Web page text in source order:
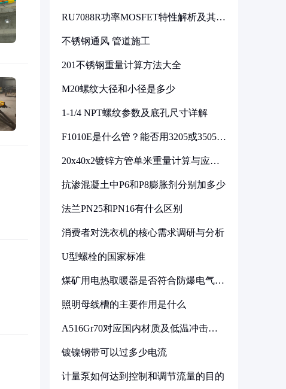
RU7088R功率MOSFET特性解析及其在
不锈钢通风 管道施工
201不锈钢重量计算方法大全
M20螺纹大径和小径是多少
1-1/4 NPT螺纹参数及底孔尺寸详解
F1010E是什么管？能否用3205或3505代
20x40x2镀锌方管单米重量计算与应用
抗渗混凝土中P6和P8膨胀剂分别加多少
法兰PN25和PN16有什么区别
消费者对洗衣机的核心需求调研与分析
U型螺栓的国家标准
煤矿用电热取暖器是否符合防爆电气设
照明母线槽的主要作用是什么
A516Gr70对应国内材质及低温冲击要
镀镍钢带可以过多少电流
计量泵如何达到控制和调节流量的目的